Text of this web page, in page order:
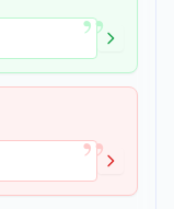
”
”